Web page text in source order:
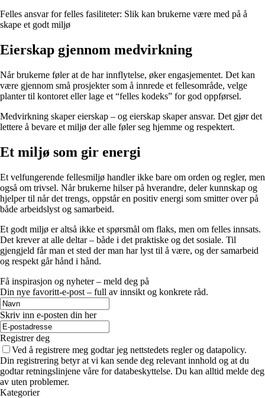
Felles ansvar for felles fasiliteter: Slik kan brukerne være med på å
skape et godt miljø
Eierskap gjennom medvirkning
Når brukerne føler at de har innflytelse, øker engasjementet. Det kan
være gjennom små prosjekter som å innrede et fellesområde, velge
planter til kontoret eller lage et “felles kodeks” for god oppførsel.
Medvirkning skaper eierskap – og eierskap skaper ansvar. Det gjør det
lettere å bevare et miljø der alle føler seg hjemme og respektert.
Et miljø som gir energi
Et velfungerende fellesmiljø handler ikke bare om orden og regler, men
også om trivsel. Når brukerne hilser på hverandre, deler kunnskap og
hjelper til når det trengs, oppstår en positiv energi som smitter over på
både arbeidslyst og samarbeid.
Et godt miljø er altså ikke et spørsmål om flaks, men om felles innsats.
Det krever at alle deltar – både i det praktiske og det sosiale. Til
gjengjeld får man et sted der man har lyst til å være, og der samarbeid
og respekt går hånd i hånd.
Få inspirasjon og nyheter – meld deg på
Din nye favoritt-e-post – full av innsikt og konkrete råd.
Skriv inn e-posten din her
Registrer deg
Ved å registrere meg godtar jeg nettstedets regler og datapolicy.
Din registrering betyr at vi kan sende deg relevant innhold og at du
godtar retningslinjene våre for databeskyttelse. Du kan alltid melde deg
av uten problemer.
Kategorier